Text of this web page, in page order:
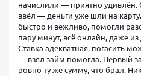
начислили — приятно
ввёл — деньги уже шли на
быстро и вежливо, помогли
пару минут, всё онлайн, даже
Ставка адекватная, погасить
— взял займ помогла. Первый
ровно ту же сумму, что брал.